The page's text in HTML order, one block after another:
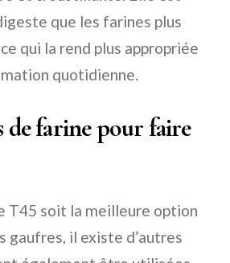
que les farines plus
qui la rend plus appropriée
quotidienne.
de farine pour faire
T45 soit la meilleure option
gaufres, il existe d’autres